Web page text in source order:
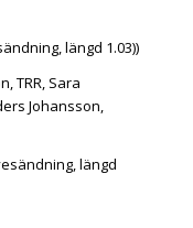
längd 1.03))
TRR, Sara
Johansson,
längd